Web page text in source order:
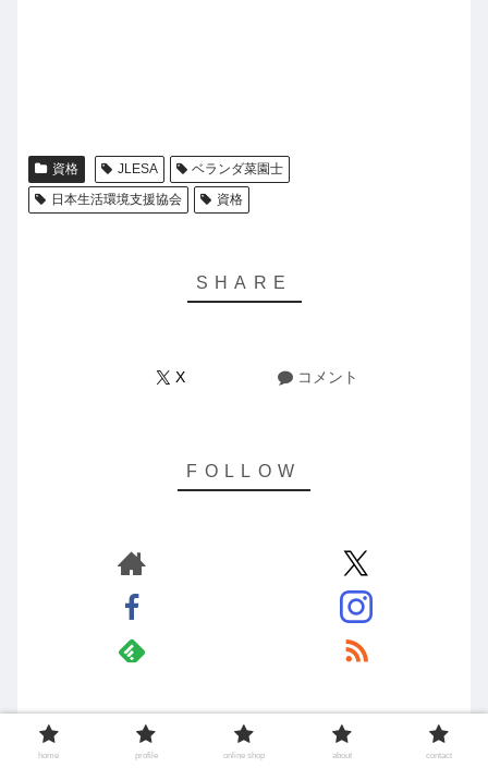
資格 JLESA
ベランダ菜園士
日本生活環境支援協会
資格
X コメント
Yugo Suzuki
home profile online shop about contact